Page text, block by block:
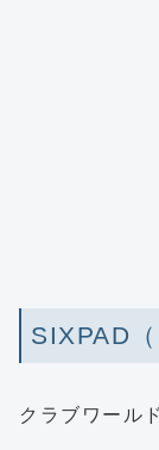
SIXPAD
クラブワール